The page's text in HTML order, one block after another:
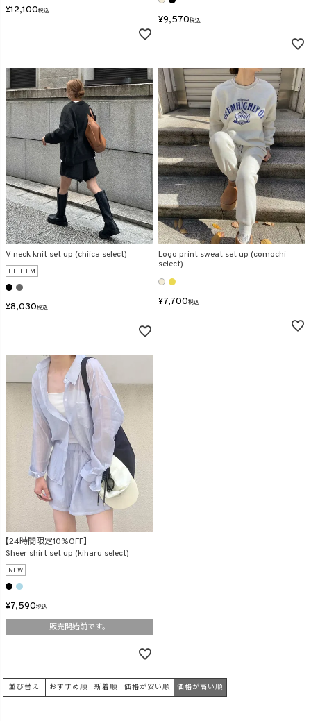
¥12,100税込
¥9,570税込
V neck knit set up (chiica select)
HIT ITEM
¥8,030税込
Logo print sweat set up (comochi
select)
¥7,700税込
【24時間限定10%OFF】
Sheer shirt set up (kiharu select)
NEW
¥7,590税込
販売開始前です。
並び替え おすすめ順 新着順 価格が安い順 価格が高い順